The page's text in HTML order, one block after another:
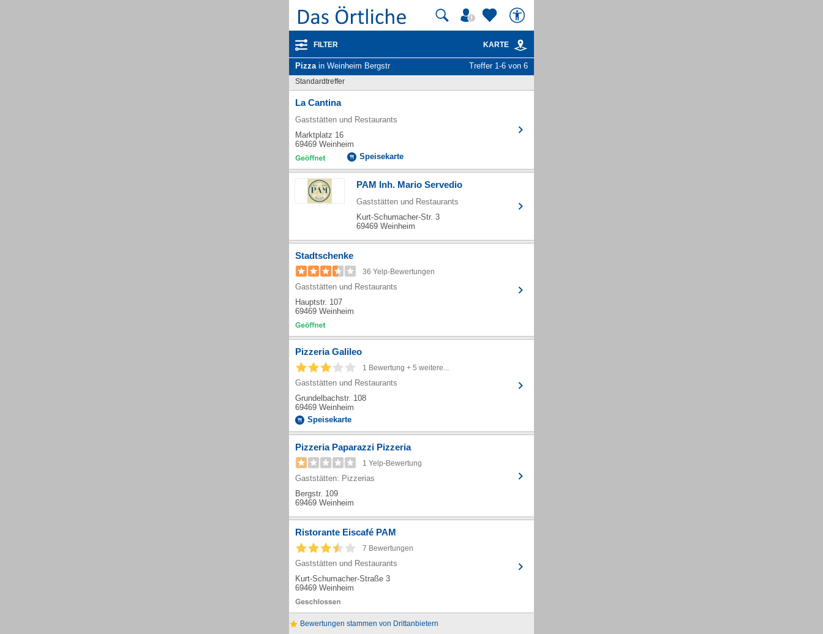
FILTER KARTE
Pizzain Weinheim Bergstr Treffer 1-6 von 6
Standardtreffer
La Cantina
Gaststätten und Restaurants
Marktplatz 16
69469 Weinheim
Speisekarte
PAM Inh. Mario Servedio
Gaststätten und Restaurants
Kurt-Schumacher-Str. 3
69469 Weinheim
Stadtschenke
36 Yelp-Bewertungen
Gaststätten und Restaurants
Hauptstr. 107
69469 Weinheim
Pizzeria Galileo
1 Bewertung + 5 weitere...
Gaststätten und Restaurants
Grundelbachstr. 108
69469 Weinheim
Speisekarte
Pizzeria Paparazzi Pizzeria
1 Yelp-Bewertung
Gaststätten: Pizzerias
Bergstr. 109
69469 Weinheim
Ristorante Eiscafé PAM
7 Bewertungen
Gaststätten und Restaurants
Kurt-Schumacher-Straße 3
69469 Weinheim
Bewertungen stammen von Drittanbietern